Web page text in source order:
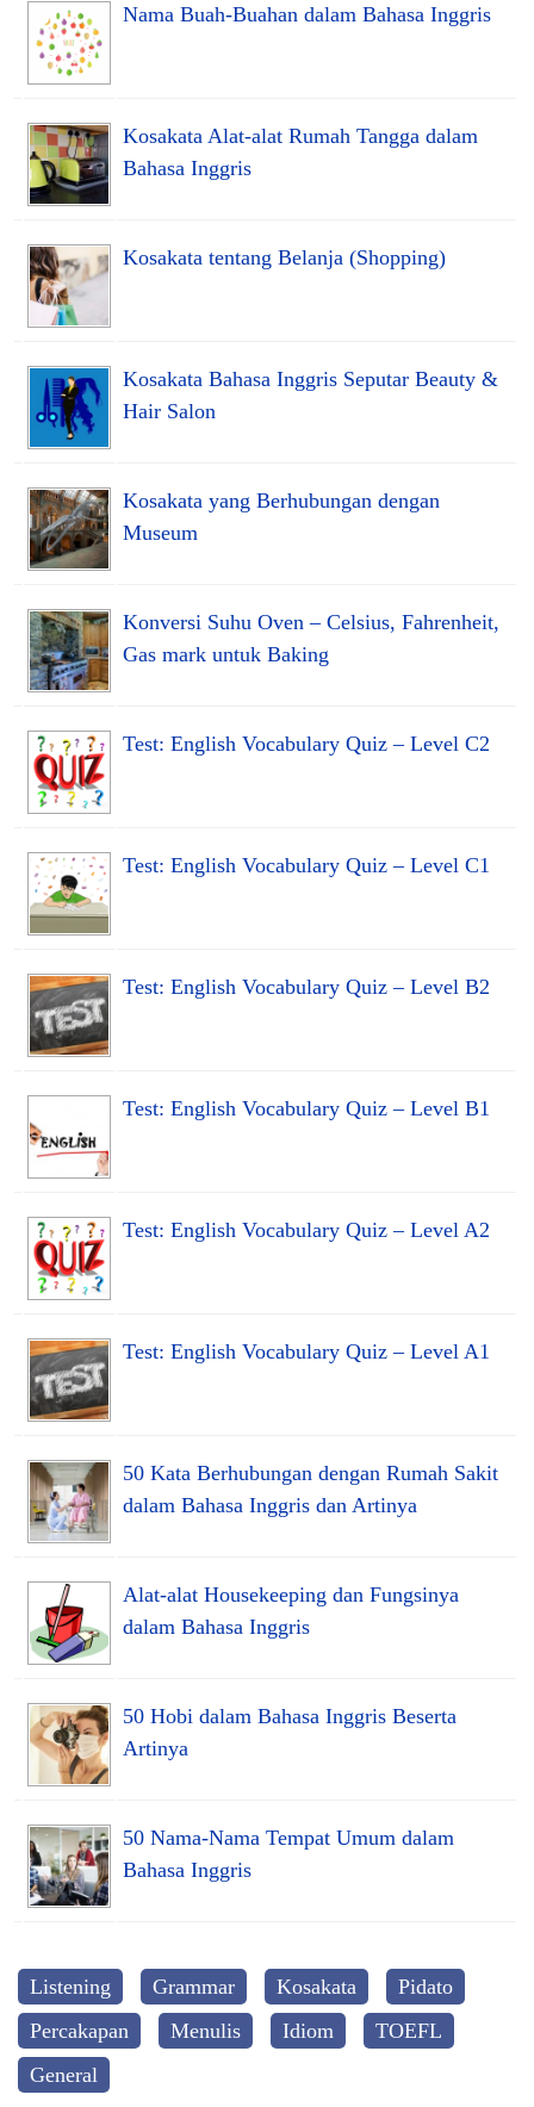
Nama Buah-Buahan dalam Bahasa Inggris
Kosakata Alat-alat Rumah Tangga dalam
Bahasa Inggris
Kosakata tentang Belanja (Shopping)
Kosakata Bahasa Inggris Seputar Beauty &
Hair Salon
Kosakata yang Berhubungan dengan
Museum
Konversi Suhu Oven – Celsius, Fahrenheit,
Gas mark untuk Baking
Test: English Vocabulary Quiz – Level C2
Test: English Vocabulary Quiz – Level C1
Test: English Vocabulary Quiz – Level B2
Test: English Vocabulary Quiz – Level B1
Test: English Vocabulary Quiz – Level A2
Test: English Vocabulary Quiz – Level A1
50 Kata Berhubungan dengan Rumah Sakit
dalam Bahasa Inggris dan Artinya
Alat-alat Housekeeping dan Fungsinya
dalam Bahasa Inggris
50 Hobi dalam Bahasa Inggris Beserta
Artinya
50 Nama-Nama Tempat Umum dalam
Bahasa Inggris
Listening Grammar Kosakata
Pidato
Percakapan
Menulis Idiom
TOEFL
General